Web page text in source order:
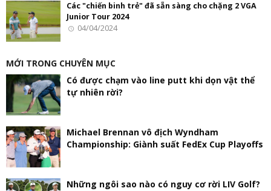
Các "chiến binh trẻ" đã sẵn sàng cho chặng 2 VGA
Junior Tour 2024
04/04/2024
MỚI TRONG CHUYÊN MỤC
Có được chạm vào line putt khi dọn vật thể
tự nhiên rời?
Michael Brennan vô địch Wyndham
Championship: Giành suất FedEx Cup Playoffs
Những ngôi sao nào có nguy cơ rời LIV Golf?